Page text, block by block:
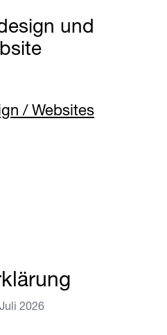
und
/ Websites
2026